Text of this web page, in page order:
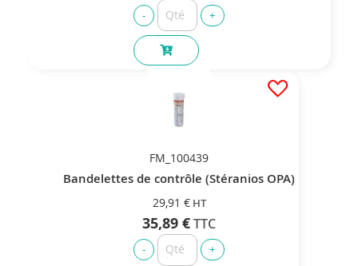
FM_100439
Bandelettes de contrôle (Stéranios OPA)
29,91 €
35,89 €